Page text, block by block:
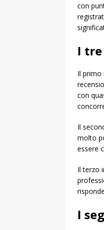
con
I
Il primo
con
Il
molto
essere
Il terzo
I